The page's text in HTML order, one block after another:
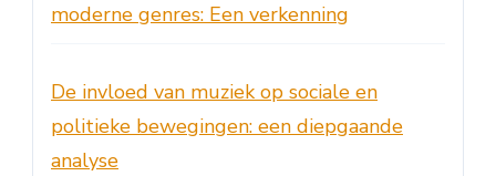
moderne genres: Een verkenning
De invloed van muziek op sociale en
politieke bewegingen: een diepgaande
analyse